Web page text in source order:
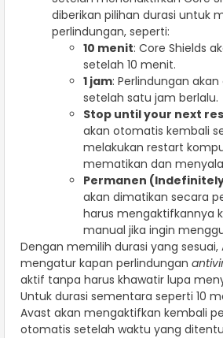
diberikan pilihan durasi untuk
perlindungan, seperti:
10 menit: Core Shields
setelah 10 menit.
1 jam: Perlindungan
setelah satu jam berlalu.
Stop until your next
akan otomatis kembali
melakukan restart
mematikan dan
Permanen
akan dimatikan secara
harus mengaktifkannya
manual jika ingin
Dengan memilih durasi yang sesuai,
mengatur kapan perlindungan
aktif tanpa harus khawatir lupa
Untuk durasi sementara seperti 10
Avast akan mengaktifkan kembali
otomatis setelah waktu yang